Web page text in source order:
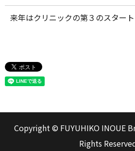
来年はクリニックの第３のスタート
Copyright © FUYUHIKO INOUE
Rights